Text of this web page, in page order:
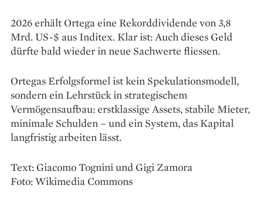
2026 erhält Ortega eine Rekorddividende von 3,8
Mrd. US-$ aus Inditex. Klar ist: Auch dieses Geld
dürfte bald wieder in neue Sachwerte fliessen.
Ortegas Erfolgsformel ist kein Spekulationsmodell,
sondern ein Lehrstück in strategischem
Vermögensaufbau: erstklassige Assets, stabile Mieter,
minimale Schulden – und ein System, das Kapital
langfristig arbeiten lässt.
Text: Giacomo Tognini und Gigi Zamora
Foto: Wikimedia Commons